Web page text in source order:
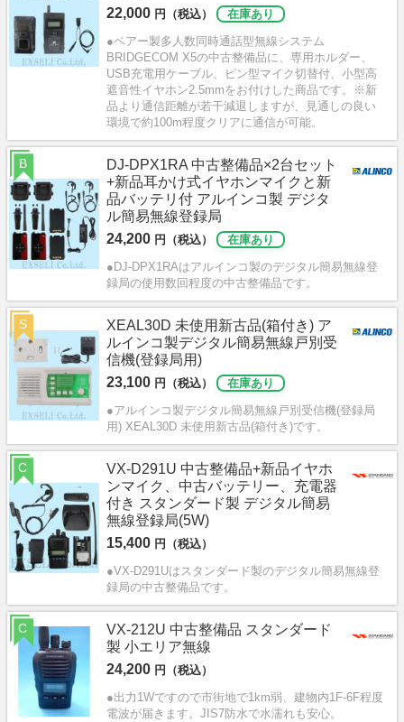
22,000 円（税込）
在庫あり
●ベアー製多人数同時通話型無線システム
BRIDGECOM X5の中古整備品に、専用ホルダー、
USB充電用ケーブル、ピン型マイク切替付、小型高
遮音性イヤホン2.5mmをお付けした商品です。※新
品より通信距離が若干減退しますが、見通しの良い
環境で約100m程度クリアに通信が可能。
DJ-DPX1RA 中古整備品×2台セット
+新品耳かけ式イヤホンマイクと新
品バッテリ付 アルインコ製 デジタ
ル簡易無線登録局
24,200 円（税込）
在庫あり
●DJ-DPX1RAはアルインコ製のデジタル簡易無線登
録局の使用数回程度の中古整備品です。
B
XEAL30D 未使用新古品(箱付き) ア
ルインコ製デジタル簡易無線戸別受
信機(登録局用)
23,100 円（税込）
在庫あり
●アルインコ製デジタル簡易無線戸別受信機(登録局
用) XEAL30D 未使用新古品(箱付き)です。
S
VX-D291U 中古整備品+新品イヤホ
ンマイク、中古バッテリー、充電器
付き スタンダード製 デジタル簡易
無線登録局(5W)
15,400 円（税込）
●VX-D291Uはスタンダード製のデジタル簡易無線登
録局の中古整備品です。
C
VX-212U 中古整備品 スタンダード
製 小エリア無線
24,200 円（税込）
●出力1Wですので市街地で1km弱、建物内1F-6F程度
電波が届きます。JIS7防水で水濡れも安心。
C